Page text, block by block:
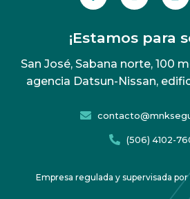
¡Estamos para
San José, Sabana norte, 100
agencia Datsun-Nissan,
(506) 4102-
Empresa regulada y supervisada por